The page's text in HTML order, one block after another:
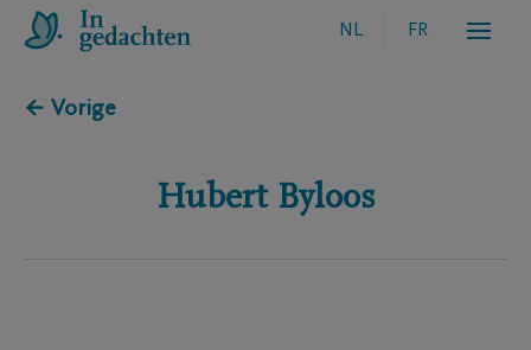
NL FR
← Vorige
Hubert Byloos